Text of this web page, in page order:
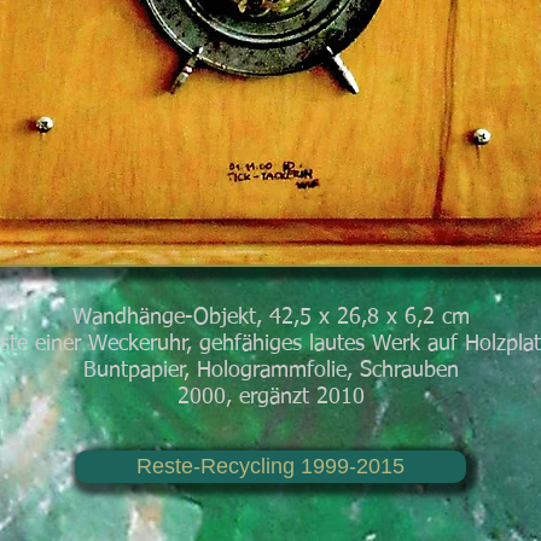
Wandhänge-Objekt, 42,5 x 26,8 x 6,2 cm
einer Weckeruhr, gehfähiges lautes Werk auf
Buntpapier, Hologrammfolie, Schrauben
2000, ergänzt 2010
Reste-Recycling 1999-2015